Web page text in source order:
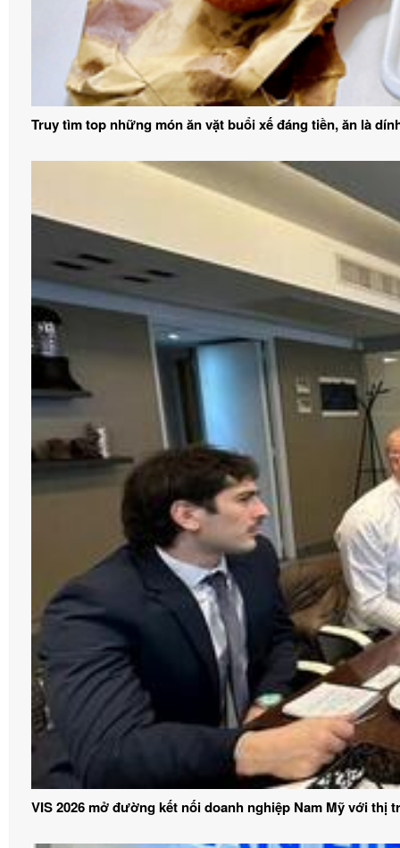
Truy tìm top những món ăn vặt buổi xế đáng tiền, ăn là
VIS 2026 mở đường kết nối doanh nghiệp Nam Mỹ với thị